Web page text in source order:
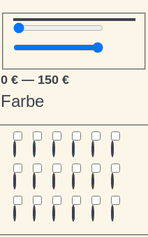
0 € — 150 €
Farbe